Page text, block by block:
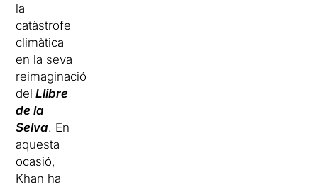
la
catàstrofe
climàtica
en la seva
reimaginació
del Llibre
de la
Selva. En
aquesta
ocasió,
Khan ha